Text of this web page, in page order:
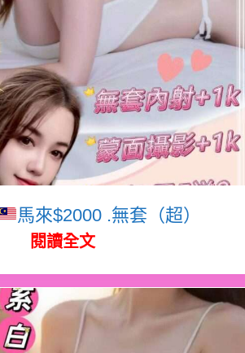
馬來$2000 .無套（超）
閱讀全文